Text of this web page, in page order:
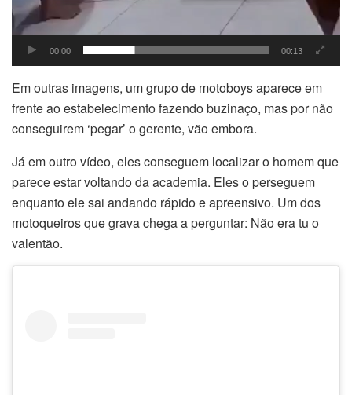
00:00 00:13
Em outras imagens, um grupo de motoboys aparece em
frente ao estabelecimento fazendo buzinaço, mas por não
conseguirem ‘pegar’ o gerente, vão embora.
Já em outro vídeo, eles conseguem localizar o homem que
parece estar voltando da academia. Eles o perseguem
enquanto ele sai andando​ rápido e apreensivo. Um dos
motoqueiros que grava chega a perguntar: Não era tu o
valentão.